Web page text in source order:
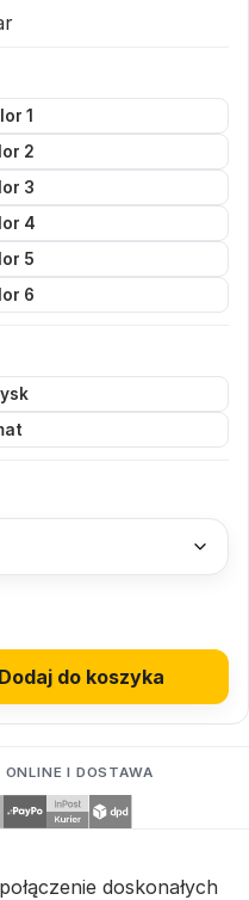
1
2
3
4
5
6
Dodaj do koszyka
I DOSTAWA
doskonałych